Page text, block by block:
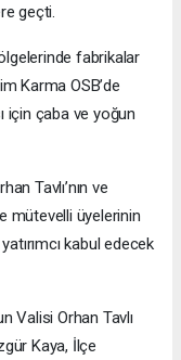
geçti.
fabrikalar
Karma OSB’de
için çaba ve yoğun
Tavlı’nın ve
mütevelli üyelerinin
kabul edecek
Valisi Orhan Tavlı
Kaya, İlçe